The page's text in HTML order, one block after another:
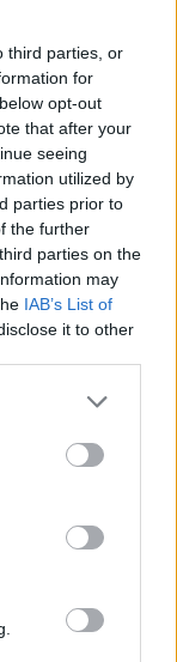
third parties, or
for
opt-out
that after your
seeing
utilized by
parties prior to
the further
parties on the
may
IAB’s List of
it to other
музички
од 25 земји, а
Австрија, по
Хали Бери
ТАКСИСТ! И
другарка